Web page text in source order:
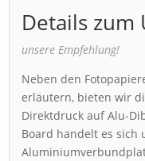
Details zum
unsere Empfehlung!
Neben den
erläutern, bieten wir
Direktdruck auf Alu-
Board handelt es sich